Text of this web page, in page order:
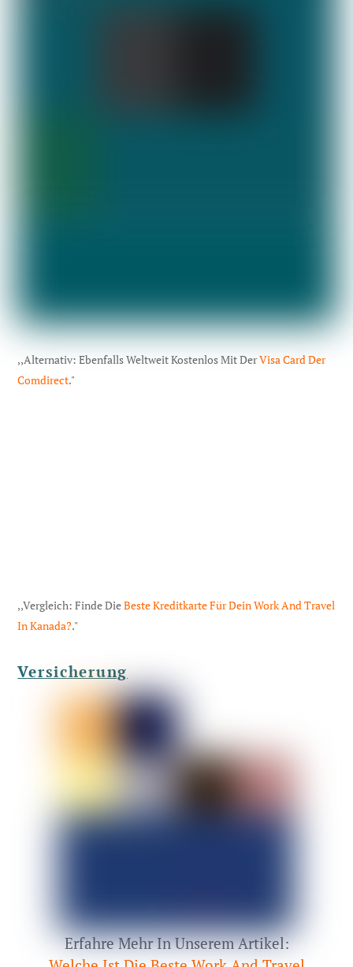
,,Alternativ: Ebenfalls Weltweit Kostenlos Mit DerVisa Card Der
Comdirect."
,,Vergleich: Finde DieBeste Kreditkarte Für Dein Work And Travel
In Kanada?."
Versicherung
Erfahre Mehr In Unserem Artikel: